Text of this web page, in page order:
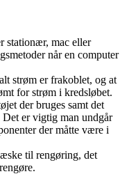
stationær, mac eller
når en computer
strøm er frakoblet, og at
for strøm i kredsløbet.
der bruges samt det
er vigtig man undgår
der måtte være i
til rengøring, det